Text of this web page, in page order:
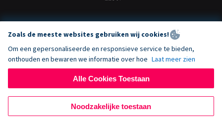
Zoals de meeste websites gebruiken wij cookies!
Om een gepersonaliseerde en responsieve service te bieden,
onthouden en bewaren we informatie over hoe Laat meer zien
Alle Cookies Toestaan
Noodzakelijke toestaan